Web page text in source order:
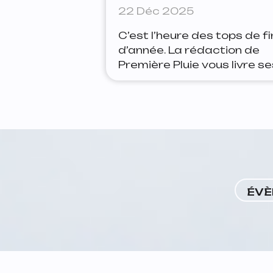
22 Déc 2025
C’est l’heure des tops de
d’année. La rédaction de
Première Pluie vous livre
lectures préférées de
Mariana Enriquez 5.